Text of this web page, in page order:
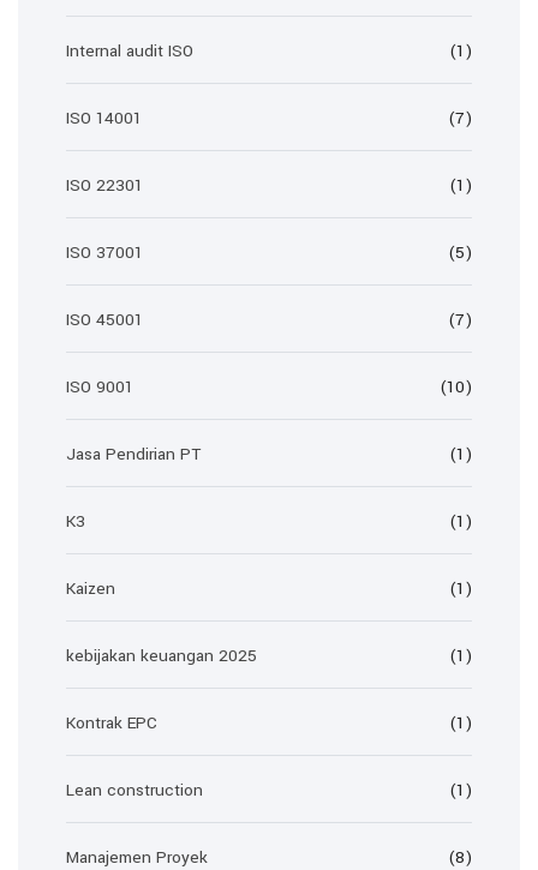
Internal audit ISO (1)
ISO 14001 (7)
ISO 22301 (1)
ISO 37001 (5)
ISO 45001 (7)
ISO 9001 (10)
Jasa Pendirian PT (1)
K3 (1)
Kaizen (1)
kebijakan keuangan 2025 (1)
Kontrak EPC (1)
Lean construction (1)
Manajemen Proyek (8)